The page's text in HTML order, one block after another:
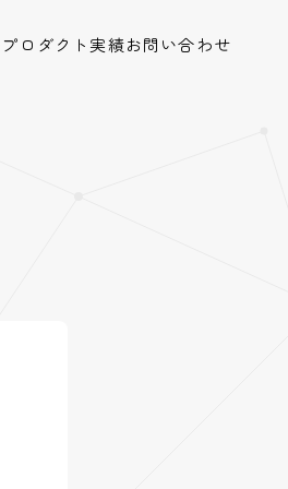
プロダクト 実績お問い合わせ